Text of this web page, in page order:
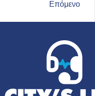
Επόμενο